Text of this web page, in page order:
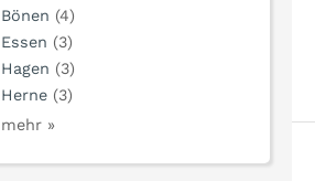
Bönen (4)
Essen (3)
Hagen (3)
Herne (3)
mehr »